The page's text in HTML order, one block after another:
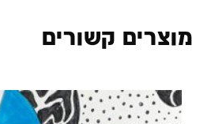
מוצרים קשורים